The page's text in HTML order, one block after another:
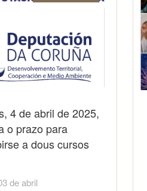
4 de abril de 2025,
o prazo para
a dous cursos
de abril